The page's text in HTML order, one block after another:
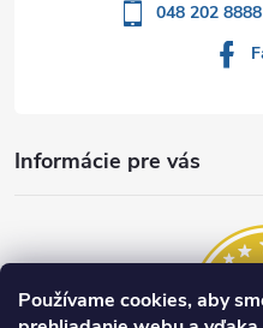
Používame cookies, aby
Informácie pre vás
048 202 8888